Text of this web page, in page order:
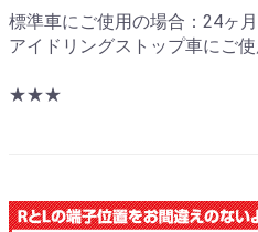
標準車にご使用の場合：24ヶ
アイドリングストップ車にご
★★★